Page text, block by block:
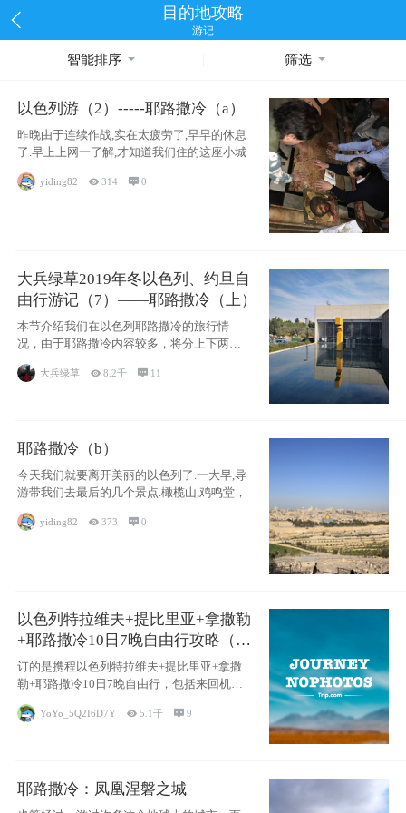
目的地攻略
游记
智能排序 筛选
以色列游（2）-----耶路撒冷（a）
昨晚由于连续作战,实在太疲劳了,早早的休息
了.早上上网一了解,才知道我们住的这座小城
yiding82  314 0
大兵绿草2019年冬以色列、约旦自
由行游记（7）——耶路撒冷（上）
本节介绍我们在以色列耶路撒冷的旅行情
况，由于耶路撒冷内容较多，将分上下两节
大兵绿草 8.2千  11
耶路撒冷（b）
今天我们就要离开美丽的以色列了.一大早,导
游带我们去最后的几个景点.橄榄山,鸡鸣堂，
yiding82 373 0
以色列特拉维夫+提比里亚+拿撒勒
+耶路撒冷10日7晚自由行攻略（交
通和住宿为主）
订的是携程以色列特拉维夫+提比里亚+拿撒
勒+耶路撒冷10日7晚自由行，包括来回机票
YoYo_5Q2I6D7Y  5.1千 9
耶路撒冷：凤凰涅磐之城